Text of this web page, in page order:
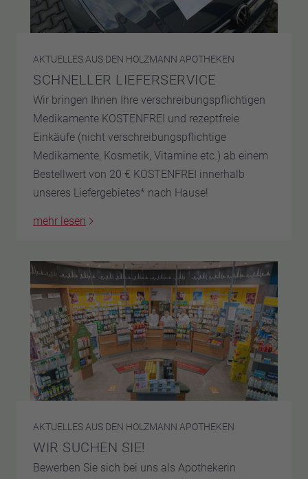
AKTUELLES AUS DEN HOLZMANN APOTHEKEN
SCHNELLER LIEFERSERVICE
Wir bringen Ihnen Ihre verschreibungspflichtigen
Medikamente KOSTENFREI und rezeptfreie
Einkäufe (nicht verschreibungspflichtige
Medikamente, Kosmetik, Vitamine etc.) ab einem
Bestellwert von 20 € KOSTENFREI innerhalb
unseres Liefergebietes* nach Hause!
mehr lesen
AKTUELLES AUS DEN HOLZMANN APOTHEKEN
WIR SUCHEN SIE!
Bewerben Sie sich bei uns als Apothekerin